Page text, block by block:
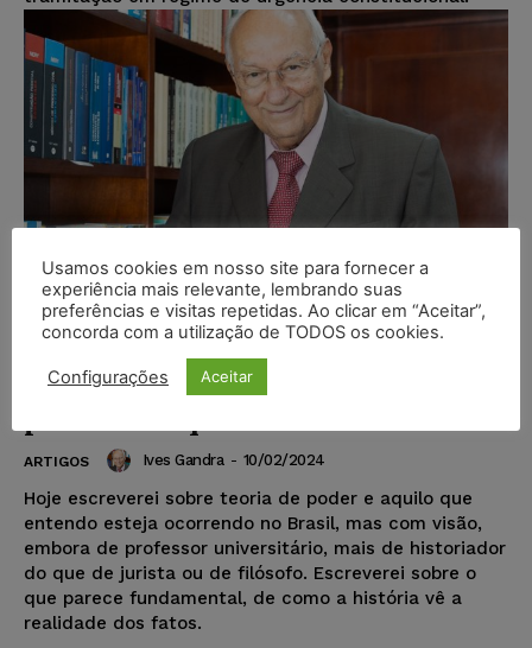
O Projeto de poder de um
ARTIGOS Ives Gandra - 10/02/2024
Hoje escreverei sobre teoria de poder e aquilo que
entendo esteja ocorrendo no Brasil, mas com visão,
embora de professor universitário, mais de historiador
do que de jurista ou de filósofo. Escreverei sobre o
que parece fundamental, de como a história vê a
realidade dos fatos.
Usamos cookies em nosso site para fornecer a
experiência mais relevante, lembrando suas
preferências e visitas repetidas. Ao clicar em “Aceitar”,
concorda com a utilização de TODOS os cookies.
Configurações Aceitar